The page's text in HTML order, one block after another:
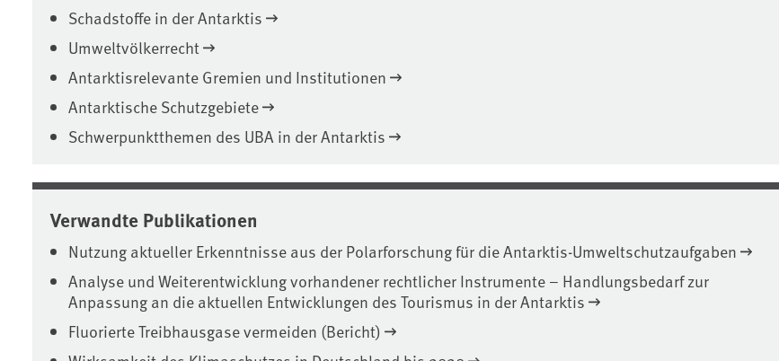
Schadstoffe in der Antarktis
Umweltvölkerrecht
Antarktisrelevante Gremien und Institutionen
Antarktische Schutzgebiete
Schwerpunktthemen des UBA in der Antarktis
Verwandte Publikationen
Nutzung aktueller Erkenntnisse aus der Polarforschung für die Antarktis-Umweltschutzaufgaben
Analyse und Weiterentwicklung vorhandener rechtlicher Instrumente – Handlungsbedarf zur
Anpassung an die aktuellen Entwicklungen des Tourismus in der Antarktis
Fluorierte Treibhausgase vermeiden (Bericht)